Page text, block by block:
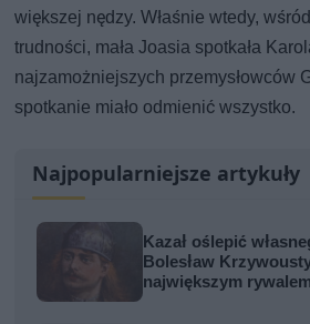
większej nędzy. Właśnie wtedy,
trudności, mała Joasia spotkała
najzamożniejszych przemysłowców
spotkanie miało odmienić wszystko.
Najpopularniejsze artykuły
Kazał oślepić
Bolesław
największym